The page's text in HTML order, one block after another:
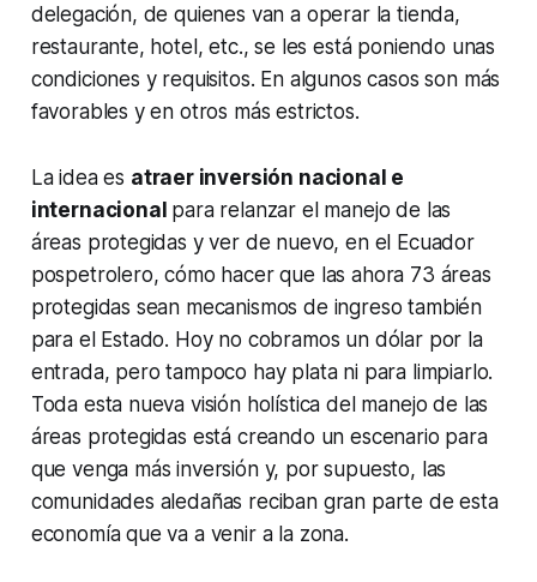
delegación, de quienes van a operar la tienda,
restaurante, hotel, etc., se les está poniendo unas
condiciones y requisitos. En algunos casos son más
favorables y en otros más estrictos.
La idea es atraer inversión nacional e
internacional para relanzar el manejo de las
áreas protegidas y ver de nuevo, en el Ecuador
pospetrolero, cómo hacer que las ahora 73 áreas
protegidas sean mecanismos de ingreso también
para el Estado. Hoy no cobramos un dólar por la
entrada, pero tampoco hay plata ni para limpiarlo.
Toda esta nueva visión holística del manejo de las
áreas protegidas está creando un escenario para
que venga más inversión y, por supuesto, las
comunidades aledañas reciban gran parte de esta
economía que va a venir a la zona.